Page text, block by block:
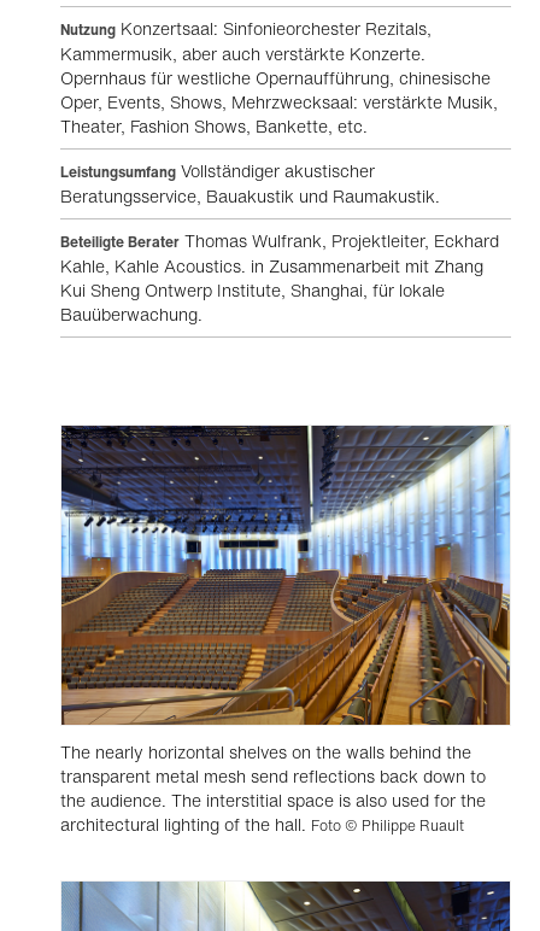
Nutzung Konzertsaal: Sinfonieorchester Rezitals,
Kammermusik, aber auch verstärkte Konzerte.
Opernhaus für westliche Opernaufführung, chinesische
Oper, Events, Shows, Mehrzwecksaal: verstärkte Musik,
Theater, Fashion Shows, Bankette, etc.
Leistungsumfang Vollständiger akustischer
Beratungsservice, Bauakustik und Raumakustik.
Beteiligte Berater Thomas Wulfrank, Projektleiter, Eckhard
Kahle, Kahle Acoustics. in Zusammenarbeit mit Zhang
Kui Sheng Ontwerp Institute, Shanghai, für lokale
Bauüberwachung.
The nearly horizontal shelves on the walls behind the
transparent metal mesh send reflections back down to
the audience. The interstitial space is also used for the
architectural lighting of the hall. Foto © Philippe Ruault